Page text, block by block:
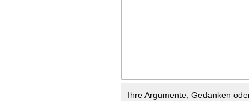
Ihre Argumente, Gedanken